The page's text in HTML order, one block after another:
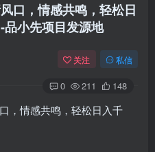
口，情感共鸣，轻松日
-品小先项目发源地
关注 私信
0 211 148